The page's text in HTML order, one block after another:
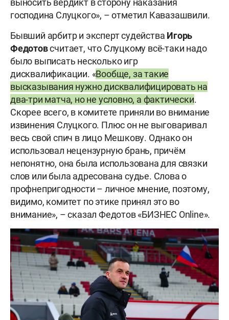
выносить вердикт в сторону наказания
господина Слуцкого», – отметил Кавазашвили.
Бывший арбитр и эксперт судейства Игорь
Федотовсчитает, что Слуцкому всё-таки надо
было выписать несколько игр
дисквалификации. «Вообще, за такие
высказывания нужно дисквалифицировать на
два-три матча, но не условно, а фактически.
Скорее всего, в комитете приняли во внимание
извинения Слуцкого. Плюс он не выговаривал
весь свой спич в лицо Мешкову. Однако он
использовал нецензурную брань, причём
непонятно, она была использована для связки
слов или была адресована судье. Слова о
профнепригодности – личное мнение, поэтому,
видимо, комитет по этике принял это во
внимание», – сказал Федотов «БИЗНЕС Online».